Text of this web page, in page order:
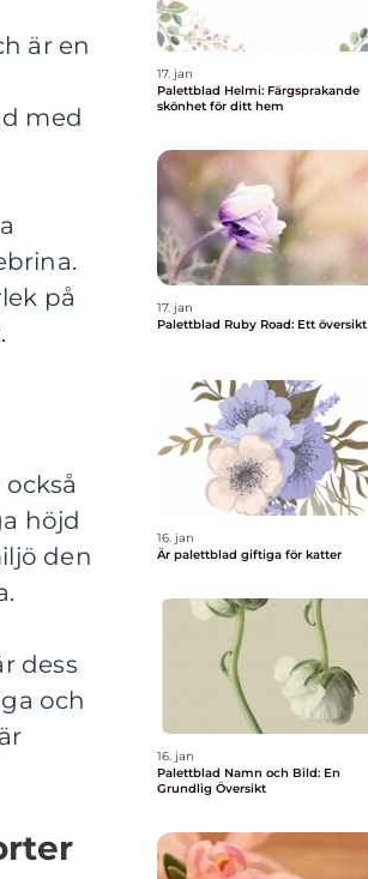
är en
med
på
höjd
den
dess
och
17. jan
Palettblad Helmi: Färgsprakande
skönhet för ditt hem
17. jan
Palettblad Ruby Road: Ett översikt
16. jan
Är palettblad giftiga för katter
16. jan
Palettblad Namn och Bild: En
Grundlig Översikt